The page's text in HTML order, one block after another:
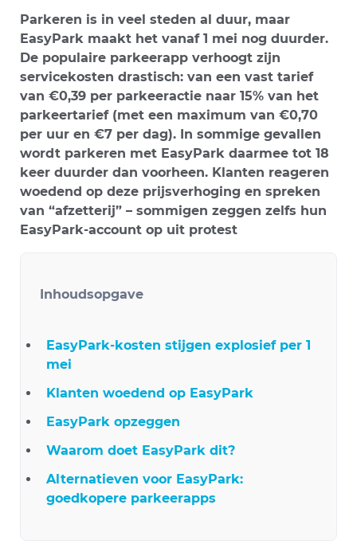
Parkeren is in veel steden al duur, maar
EasyPark maakt het vanaf 1 mei nog duurder.
De populaire parkeerapp verhoogt zijn
servicekosten drastisch: van een vast tarief
van €0,39 per parkeeractie naar 15% van het
parkeertarief (met een maximum van €0,70
per uur en €7 per dag)​. In sommige gevallen
wordt parkeren met EasyPark daarmee tot 18
keer duurder dan voorheen​. Klanten reageren
woedend op deze prijsverhoging en spreken
van “afzetterij”​ – sommigen zeggen zelfs hun
EasyPark-account op uit protest​
Inhoudsopgave
EasyPark-kosten stijgen explosief per 1
mei
Klanten woedend op EasyPark
EasyPark opzeggen
Waarom doet EasyPark dit?
Alternatieven voor EasyPark:
goedkopere parkeerapps